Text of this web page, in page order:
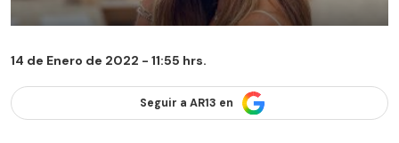
14 de Enero de 2022 - 11:55 hrs.
Seguir a AR13 en